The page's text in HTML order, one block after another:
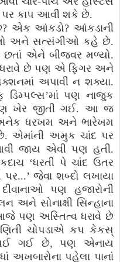
પર કાપ આવી શકે છે.
એક આંકડો? આંકડાની
અને સત્સંગીઓ કહે છે.
છતાં એને બીજવર મળ્યો.
ધરાવે છે પણ એ ફિગર અને
અપાવી ન શક્યા.
ડિમ્પલ્સ’માં પણ નાજુક
ખેર જીતી ગઈ. આ જ
અનેક ધરખમ અને ભારેખમ
છે. એમાંની અમુક ચાંદ પર
જાય એવી પણ હતી.
‘ધરતી પે ચાંદ ઉતર
જેવા શબ્દો લખાયા
પણ હજારોની
અને સોનાક્ષી સિન્હાના
પણ અસ્તિત્વ ધરાવે છે
ચોપડાએ કપ કેકસ્
થઈ ગઈ છે, પણ એનાય
પહેલા પાનાં